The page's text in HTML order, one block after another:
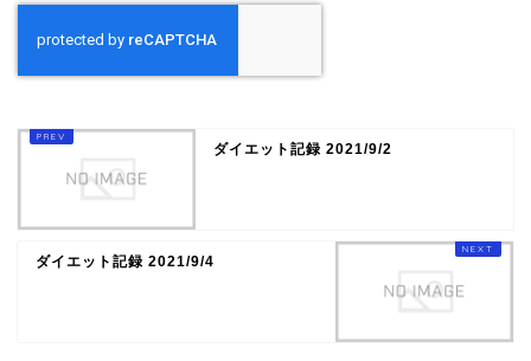
ダイエット記録 2021/9/2
ダイエット記録 2021/9/4